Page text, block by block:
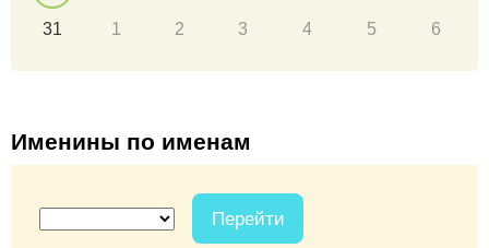
31 1 2 3 4 5 6
Именины по именам
Перейти